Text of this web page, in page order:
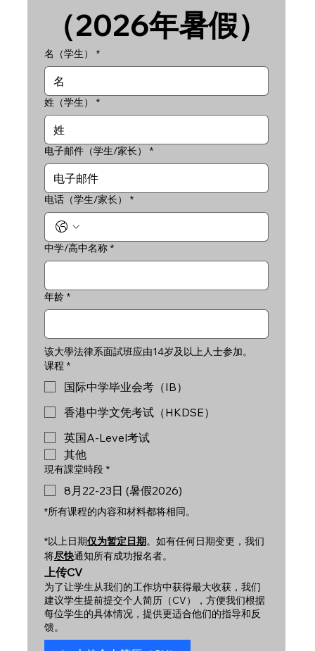
（2026年暑假）
名（学生） *
姓（学生） *
电子邮件（学生/家长） *
电话（学生/家长） *
中学/高中名称 *
年龄 *
该大學法律系面試班应由14岁及以上人士参加。
课程 *
国际中学毕业会考（IB）
香港中学文凭考试（HKDSE）
英国A-Level考试
其他
現有課堂時段 *
8月22-23日 (暑假2026)
*所有课程的内容和材料都将相同。
*以上日期仅为暂定日期。如有任何日期变更，我们
将尽快通知所有成功报名者。
上传CV
为了让学生从我们的工作坊中获得最大收获，我们
建议学生提前提交个人简历（CV），方便我们根据
每位学生的具体情况，提供更适合他们的指导和反
馈。